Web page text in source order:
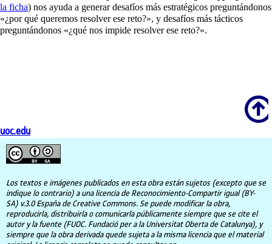
la ficha) nos ayuda a generar desafíos más estratégicos preguntándonos
«¿por qué queremos resolver ese reto?», y desafíos más tácticos
preguntándonos «¿qué nos impide resolver ese reto?».
Scroll
uoc.edu
Los textos e imágenes publicados en esta obra están sujetos (excepto que se
indique lo contrario) a una licencia de Reconocimiento-Compartir igual (BY-
SA) v.3.0 España de Creative Commons. Se puede modificar la obra,
reproducirla, distribuirla o comunicarla públicamente siempre que se cite el
autor y la fuente (FUOC. Fundació per a la Universitat Oberta de Catalunya), y
siempre que la obra derivada quede sujeta a la misma licencia que el material